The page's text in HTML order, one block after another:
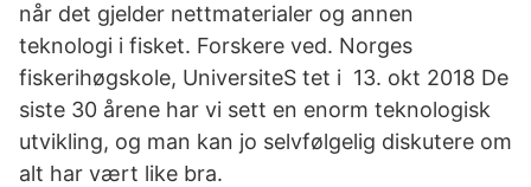
når det gjelder nettmaterialer og annen
teknologi i fisket. Forskere ved. Norges
fiskerihøgskole, UniversiteS tet i 13. okt 2018 De
siste 30 årene har vi sett en enorm teknologisk
utvikling, og man kan jo selvfølgelig diskutere om
alt har vært like bra.